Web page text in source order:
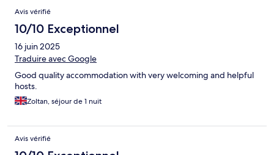
Avis vérifié
10/10 Exceptionnel
16 juin 2025
Traduire avec Google
Good quality accommodation with very welcoming and helpful
hosts.
Zoltan, séjour de 1 nuit
Avis vérifié